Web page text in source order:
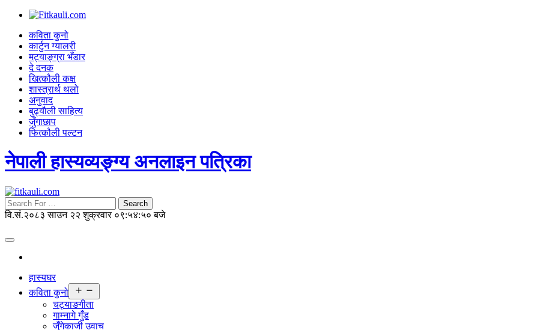
कविता कुनो
कार्टुन ग्यालरी
मट्याङ्ग्रा भँडार
दे दनक
खित्कौली कक्ष
शास्त्रार्थ थलो
अनुवाद
बुढ्याैली साहित्य
जुँगाछाप
फित्कौली पल्टन
नेपाली हास्यव्यङ्ग्य अनलाइन पत्रिका
Search
वि.सं.२०८३ साउन २२ शुक्रवार ०९:५४:५१ बजे
हास्यघर
कविता कुनो
menu
चट्याङगीता
गाम्नागे गुँड
जुँगेकाजी उवाच